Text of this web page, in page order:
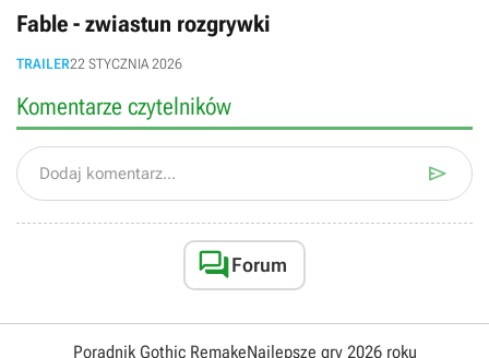
Fable - zwiastun rozgrywki
TRAILER22 STYCZNIA 2026
Komentarze czytelników
Dodaj komentarz... 
Forum
Poradnik Gothic RemakeNajlepsze gry 2026 roku